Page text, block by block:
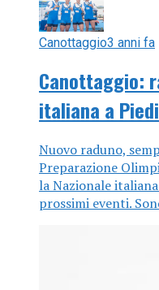
Canottaggio3 anni fa
Canottaggio:
italiana a
Nuovo raduno,
Preparazione
la Nazionale
prossimi eventi.